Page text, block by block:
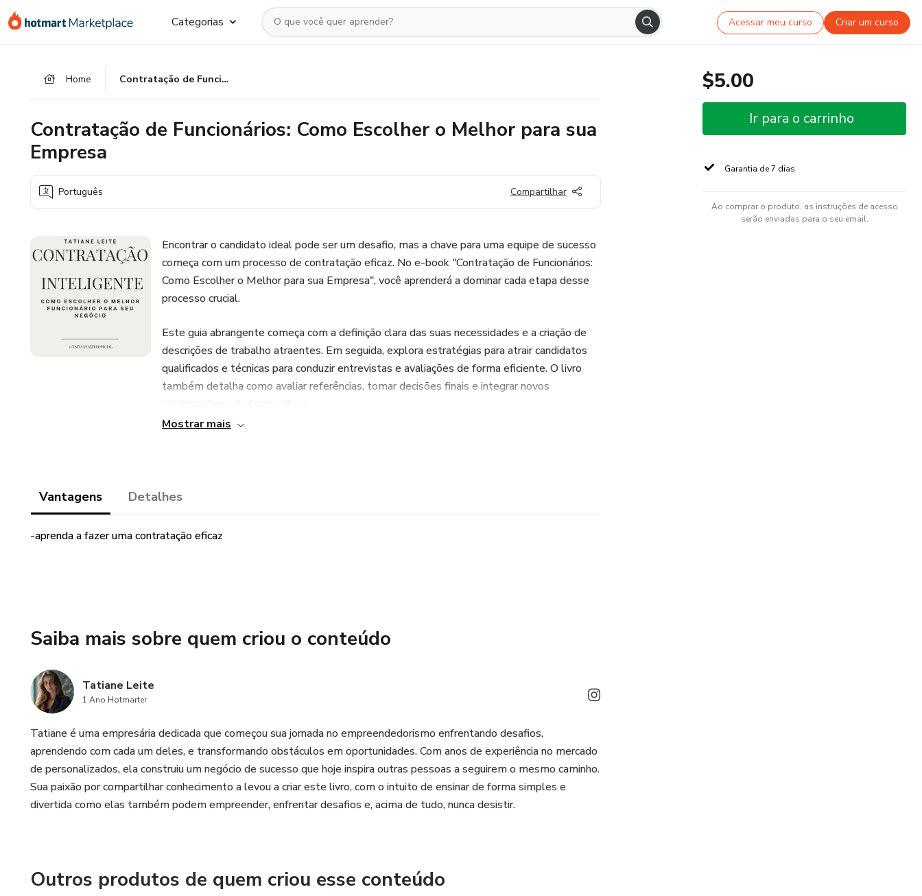
para
para
para
Categorias Acessar meu curso Criar um curso
Home Contratação de Funcionários: Como Escolher o Melhor para sua Empresa
Contratação de Funcionários: Como Escolher o Melhor para sua
Empresa
Português Compartilhar
Encontrar o candidato ideal pode ser um desafio, mas a chave para uma equipe de sucesso
começa com um processo de contratação eficaz. No e-book "Contratação de Funcionários:
Como Escolher o Melhor para sua Empresa", você aprenderá a dominar cada etapa desse
processo crucial.
Este guia abrangente começa com a definição clara das suas necessidades e a criação de
descrições de trabalho atraentes. Em seguida, explora estratégias para atrair candidatos
qualificados e técnicas para conduzir entrevistas e avaliações de forma eficiente. O livro
também detalha como avaliar referências, tomar decisões finais e integrar novos
colaboradores de forma eficaz.
modelos de descrições de trabalho, exemplos de perguntas de entrevista e técnicas de
Com insights valiosos e ferramentas práticas, este e-book vai te ajudar a transformar o
Mostrar mais
Vantagens Detalhes
-aprenda a fazer uma contratação eficaz
Saiba mais sobre quem criou o conteúdo
Tatiane Leite
1 Ano Hotmarter
Tatiane é uma empresária dedicada que começou sua jornada no empreendedorismo enfrentando desafios,
aprendendo com cada um deles, e transformando obstáculos em oportunidades. Com anos de experiência no mercado
de personalizados, ela construiu um negócio de sucesso que hoje inspira outras pessoas a seguirem o mesmo caminho.
Sua paixão por compartilhar conhecimento a levou a criar este livro, com o intuito de ensinar de forma simples e
divertida como elas também podem empreender, enfrentar desafios e, acima de tudo, nunca desistir.
Outros produtos de quem criou esse conteúdo
$5.00
Ir para o carrinho
Garantia de 7 dias
Ao comprar o produto, as instruções de acesso
serão enviadas para o seu email.